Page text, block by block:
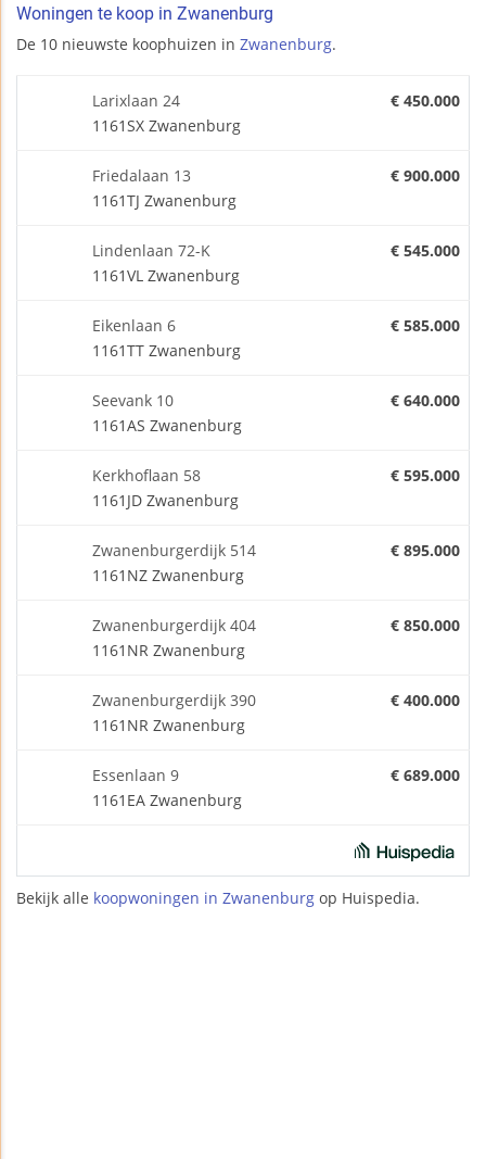
Woningen te koop in Zwanenburg
De 10 nieuwste koophuizen in Zwanenburg.
Larixlaan 24
1161SX Zwanenburg
€ 450.000
Friedalaan 13
1161TJ Zwanenburg
€ 900.000
Lindenlaan 72-K
1161VL Zwanenburg
€ 545.000
Eikenlaan 6
1161TT Zwanenburg
€ 585.000
Seevank 10
1161AS Zwanenburg
€ 640.000
Kerkhoflaan 58
1161JD Zwanenburg
€ 595.000
Zwanenburgerdijk 514
1161NZ Zwanenburg
€ 895.000
Zwanenburgerdijk 404
1161NR Zwanenburg
€ 850.000
Zwanenburgerdijk 390
1161NR Zwanenburg
€ 400.000
Essenlaan 9
1161EA Zwanenburg
€ 689.000
Bekijk alle koopwoningen in Zwanenburg op Huispedia.